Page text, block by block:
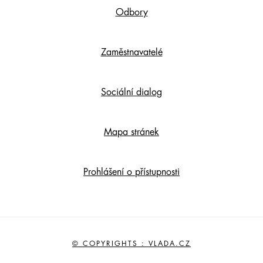
Odbory
Zaměstnavatelé
Sociální dialog
Mapa stránek
Prohlášení o přístupnosti
© COPYRIGHTS : VLADA.CZ